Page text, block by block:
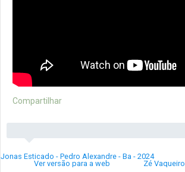
Compartilhar
Jonas Esticado - Pedro Alexandre - Ba - 2024
Zé
Ver versão para a web